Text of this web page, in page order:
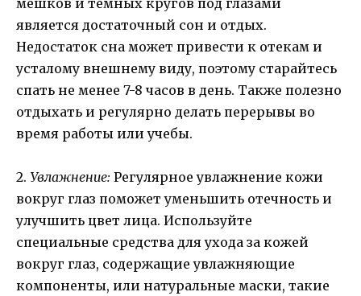
мешков и темных кругов под глазами
является достаточный сон и отдых.
Недостаток сна может привести к отекам и
усталому внешнему виду, поэтому старайтесь
спать не менее 7-8 часов в день. Также полезно
отдыхать и регулярно делать перерывы во
время работы или учебы.
2. Увлажнение: Регулярное увлажнение кожи
вокруг глаз поможет уменьшить отечность и
улучшить цвет лица. Используйте
специальные средства для ухода за кожей
вокруг глаз, содержащие увлажняющие
компоненты, или натуральные маски, такие